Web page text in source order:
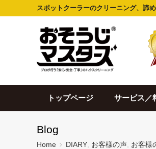
スポットクーラーのクリーニング、諦
トップページ サービス／
Blog
Home DIARY お客様の声 お客様